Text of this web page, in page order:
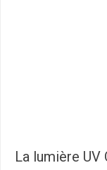
La lumière UV